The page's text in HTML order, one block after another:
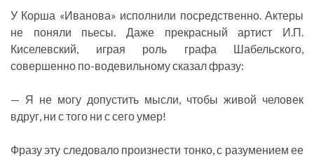
У Корша «Иванова» исполнили посредственно. Актеры
не поняли пьесы. Даже прекрасный артист И.П.
Киселевский, играя роль графа Шабельского,
совершенно по-водевильному сказал фразу:
— Я не могу допустить мысли, чтобы живой человек
вдруг, ни с того ни с сего умер!
Фразу эту следовало произнести тонко, с разумением ее